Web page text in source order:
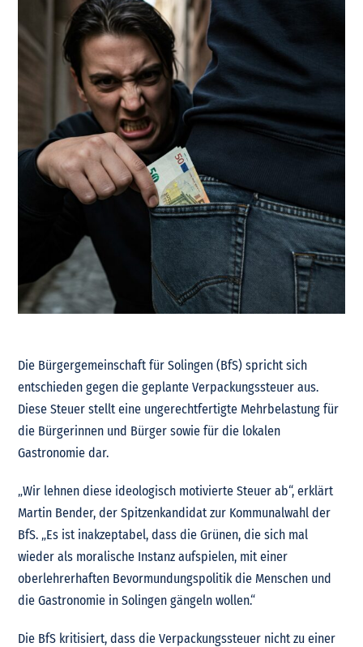
Die Bürgergemeinschaft für Solingen (BfS) spricht sich
entschieden gegen die geplante Verpackungssteuer aus.
Diese Steuer stellt eine ungerechtfertigte Mehrbelastung für
die Bürgerinnen und Bürger sowie für die lokalen
Gastronomie dar.
„Wir lehnen diese ideologisch motivierte Steuer ab“, erklärt
Martin Bender, der Spitzenkandidat zur Kommunalwahl der
BfS. „Es ist inakzeptabel, dass die Grünen, die sich mal
wieder als moralische Instanz aufspielen, mit einer
oberlehrerhaften Bevormundungspolitik die Menschen und
die Gastronomie in Solingen gängeln wollen.“
Die BfS kritisiert, dass die Verpackungssteuer nicht zu einer